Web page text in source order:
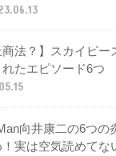
商法？】スカイピー
たエピソード6つ
向井康二の6つの
！実は空気読めてな